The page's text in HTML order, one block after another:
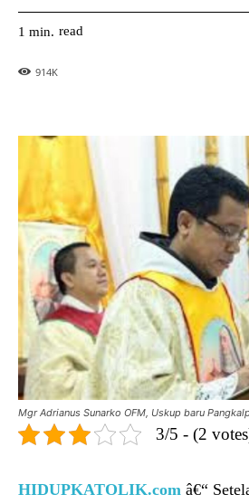
1 min. read
914K
Mgr Adrianus Sunarko OFM, Uskup baru
3/5 - (2
HIDUPKATOLIK.com â€“